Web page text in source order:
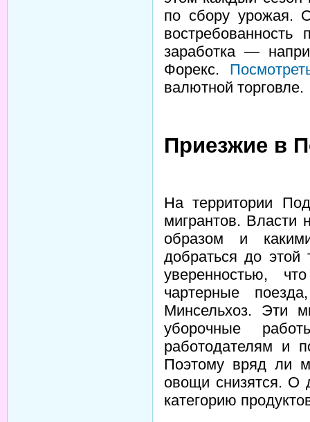
по сбору урожая.
востребованность
заработка —
Форекс.
валютной торговле.
Приезжие в
На территории
мигрантов. Власти
образом и
добраться до этой
уверенностью,
чартерные
Минсельхоз. Эти
уборочные
работодателям и
Поэтому вряд ли
овощи снизятся. О
категорию